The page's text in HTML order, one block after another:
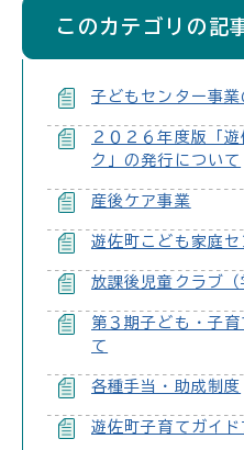
このカテゴリの記
子どもセンター事業
２０２６年度版「
ク」の発行について
産後ケア事業
遊佐町こども家庭セ
放課後児童クラブ（
第３期子ども・子
て
各種手当・助成制度
遊佐町子育てガイド